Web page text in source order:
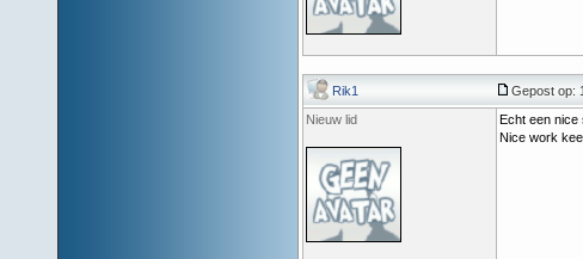
Rik1
Gepost op:
Nieuw lid
Echt een nice
Nice work